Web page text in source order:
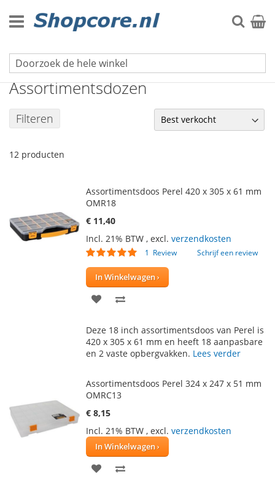
naar
de
Zoek
Tassen & koffers
Assortimentsdozen
Filteren
12 producten
Assortimentsdoos Perel 420 x 305 x 61 mm
OMR18
€ 11,40
Incl. 21% BTW , excl. verzendkosten
Waardering:
1 Review Schrijf een review
In Winkelwagen
VOEG
AAN
VERLANGLIJST
TE
VERGELIJKEN
Deze 18 inch assortimentsdoos van Perel is
420 x 305 x 61 mm en heeft 18 aanpasbare
en 2 vaste opbergvakken. Lees verder
Assortimentsdoos Perel 324 x 247 x 51 mm
OMRC13
€ 8,15
Incl. 21% BTW , excl. verzendkosten
In Winkelwagen
VOEG